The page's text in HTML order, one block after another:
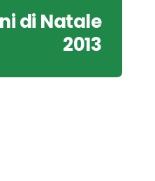
di Natale
2013